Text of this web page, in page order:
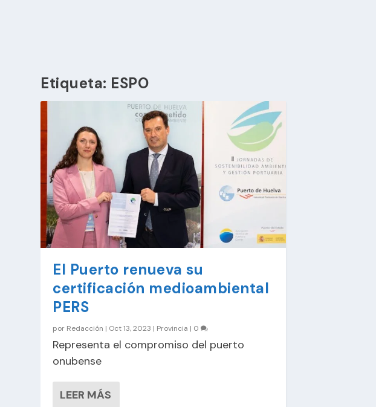
Etiqueta: ESPO
El Puerto renueva su
certificación medioambiental
PERS
por Redacción | Oct 13, 2023 | Provincia | 0
Representa el compromiso del puerto
onubense
LEER MÁS